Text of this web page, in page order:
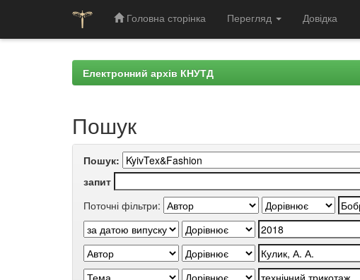
Головна сторінка Перегляд Довідка
Електронний архів КНУТД
Пошук
Пошук:
запит
Поточні фільтри: